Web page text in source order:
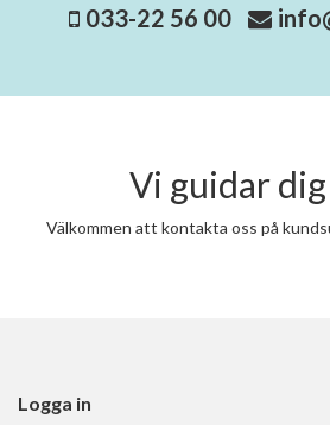
033-22 56 00
Vi guidar
Välkommen att kontakta oss på
Logga in